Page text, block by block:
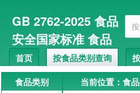
GB 2762-2025 食品
安全国家标准 食品
中污染物限量 (即将
实施)
首页 按食品类别查询
GB 2762-2022
食品类别 当前位置：食